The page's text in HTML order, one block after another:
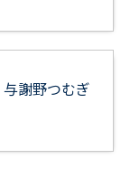
謝野つむぎ